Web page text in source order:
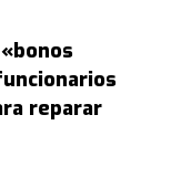
reparar